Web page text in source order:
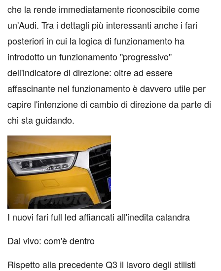
che la rende immediatamente riconoscibile come
un'Audi. Tra i dettagli più interessanti anche i fari
posteriori in cui la logica di funzionamento ha
introdotto un funzionamento "progressivo"
dell'indicatore di direzione: oltre ad essere
affascinante nel funzionamento è davvero utile per
capire l'intenzione di cambio di direzione da parte di
chi sta guidando.
I nuovi fari full led affiancati all'inedita calandra
Dal vivo: com'è dentro
Rispetto alla precedente Q3 il lavoro degli stilisti